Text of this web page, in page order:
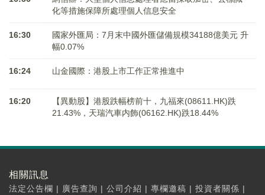
化等措施保障所處理個人信息安全
16:30
國家外匯局：7月末中國外匯儲備規模34188億美元 升
幅0.07%
16:24 山金國際：港股上市工作正常推進中
16:20
【異動股】港股跌幅榜前十，九福來(08611.HK)跌
21.43%，天瑞汽車内飾(06162.HK)跌18.44%
相關訊息
法定公告欄 | 廣告查詢 | 公司介紹 | 專欄邀稿 | 投資者關係 |